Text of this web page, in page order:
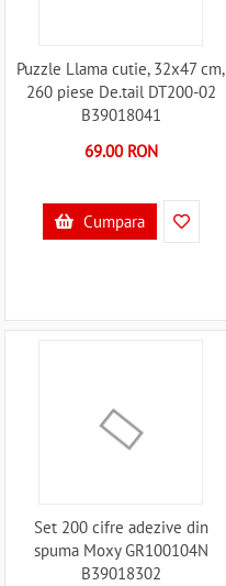
Puzzle Llama cutie, 32x47 cm,
260 piese De.tail DT200-02
B39018041
69.00 RON
Cumpara
Set 200 cifre adezive din
spuma Moxy GR100104N
B39018302